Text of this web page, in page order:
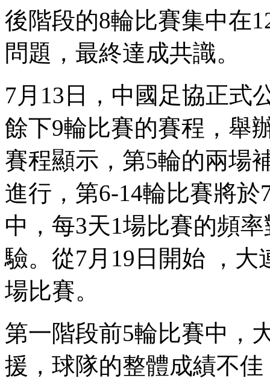
後階段的8輪比賽集中在
問題，最終達成共識。
7月13日，中國足協
餘下9輪比賽的賽程，舉
賽程顯示 ，第5輪的兩
進行 ，第6-14輪比賽將
中 ，每3天1場比賽的
驗 。從7月19日開始 
場比賽。
第一階段前5輪比賽中
援  ，球隊的整體成績不佳